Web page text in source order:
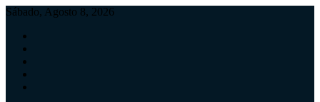
Skip
content
Sábado, Agosto 8, 2026